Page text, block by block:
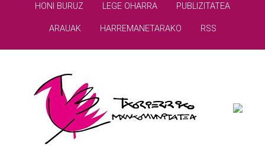
HONI BURUZ LEGE OHARRA PUBLIZITATEA
ARAUAK HARREMANETARAKO RSS